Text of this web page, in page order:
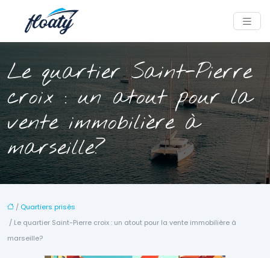
Le quartier Saint-Pierre
croix : un atout pour la
vente immobilière à
marseille?
/ Quartiers prisés
/ Le quartier Saint-Pierre croix : un atout pour la vente immobilière à
marseille?